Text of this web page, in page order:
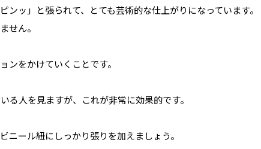
ンッ」と張られて、とても芸術的な仕上がりになっています。
せん。
ンをかけていくことです。
る人を見ますが、これが非常に効果的です。
ニール紐にしっかり張りを加えましょう。